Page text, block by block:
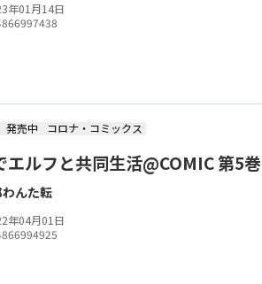
年01月14日
発売中 コロナ・コミックス
エルフと共同生活@COMIC 第5巻
わんた転
年04月01日